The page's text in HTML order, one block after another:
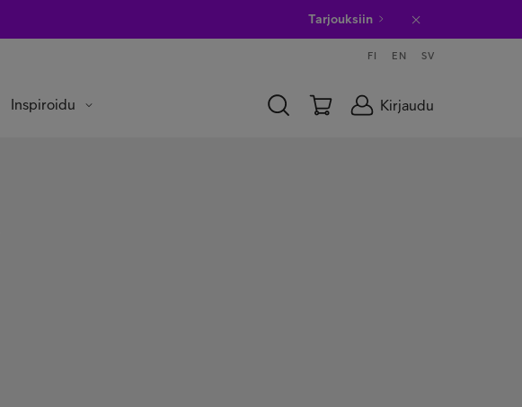
Tarjouksiin
FI EN SV
Inspiroidu Kirjaudu